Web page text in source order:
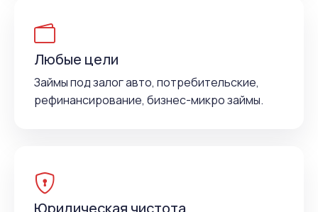
Любые цели
Займы под залог авто, потребительские,
рефинансирование, бизнес-микро займы.
Юридическая чистота